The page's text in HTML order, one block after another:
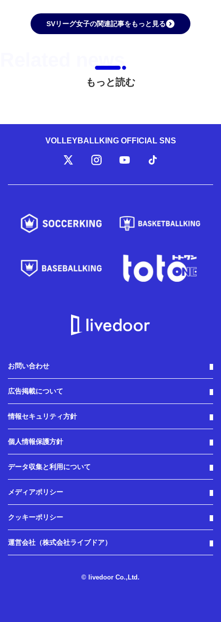
SVリーグ女子の関連記事をもっと見る
もっと読む
VOLLEYBALLKING OFFICIAL SNS
お問い合わせ
広告掲載について
情報セキュリティ方針
個人情報保護方針
データ収集と利用について
メディアポリシー
クッキーポリシー
運営会社（株式会社ライブドア）
© livedoor Co.,Ltd.